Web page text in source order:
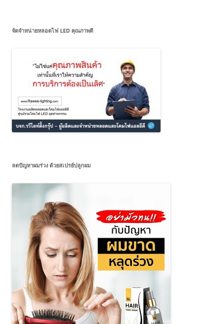
จัดจำหน่ายหลอดไฟ LED คุณภาพดี
ลดปัญหาผมร่วง ด้วยสเปรย์ปลูกผม